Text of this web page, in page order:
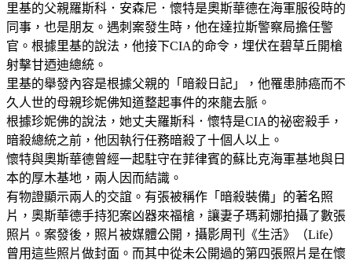
里基的父親羅斯科．安森尼．懷特是奧斯華德在海軍服役時的
同事，也是朋友。遇刺案發生時，他在達拉斯警察局擔任警
官。根據里基的說法，他接下CIA的命令，埋伏在碧草丘開槍
射擊甘迺迪總統。
里基的舉發內容是根據父親的「暗殺日記」，他罹患肺癌而不
久人世的母親珍妮佛知道整起事件的來龍去脈。
根據珍妮佛的說法，她丈夫羅斯科．懷特是CIA的祕密殺手，
暗殺總統之前，他因執行任務暗殺了十個人以上。
懷特與奧斯華德曾經一起駐守在菲律賓的蘇比克海軍基地與日
本的厚木基地，兩人因而結識。
有物證顯示兩人的交誼。有張被稱作「暗殺裝備」的著名照
片，奧斯華德手持犯案凶器來福槍，讓妻子瑪莉娜拍攝了數張
照片。案發後，照片被媒體公開，攝影周刊《生活》（Life）
曾用這些照片做封面。而其中從未公開過的第四張照片是在懷